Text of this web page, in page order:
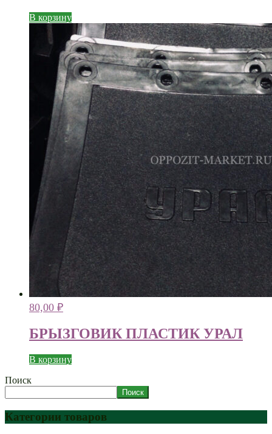
В корзину
80,00 ₽
БРЫЗГОВИК ПЛАСТИК УРАЛ
В корзину
Поиск
Поиск
Категории товаров